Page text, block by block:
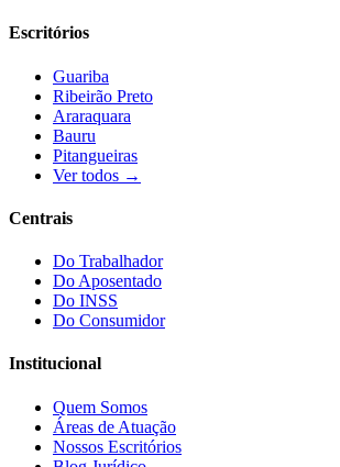
Escritórios
Guariba
Ribeirão Preto
Araraquara
Bauru
Pitangueiras
Ver todos →
Centrais
Do Trabalhador
Do Aposentado
Do INSS
Do Consumidor
Institucional
Quem Somos
Áreas de Atuação
Nossos Escritórios